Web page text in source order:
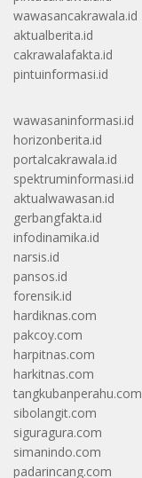
wawasancakrawala.id
aktualberita.id
cakrawalafakta.id
pintuinformasi.id
wawasaninformasi.id
horizonberita.id
portalcakrawala.id
spektruminformasi.id
aktualwawasan.id
gerbangfakta.id
infodinamika.id
narsis.id
pansos.id
forensik.id
hardiknas.com
pakcoy.com
harpitnas.com
harkitnas.com
tangkubanperahu.com
sibolangit.com
siguragura.com
simanindo.com
padarincang.com